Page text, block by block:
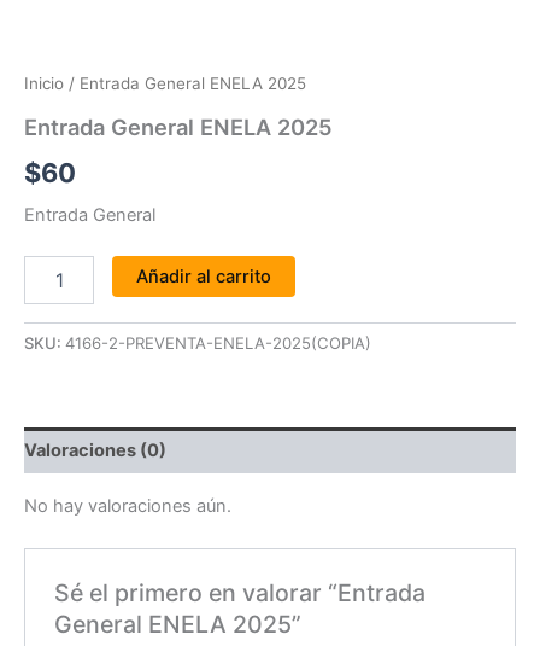
Inicio / Entrada General ENELA 2025
Entrada General ENELA 2025
$60
Entrada General
Añadir al carrito
SKU: 4166-2-PREVENTA-ENELA-2025(COPIA)
Valoraciones (0)
No hay valoraciones aún.
Sé el primero en valorar “Entrada
General ENELA 2025”